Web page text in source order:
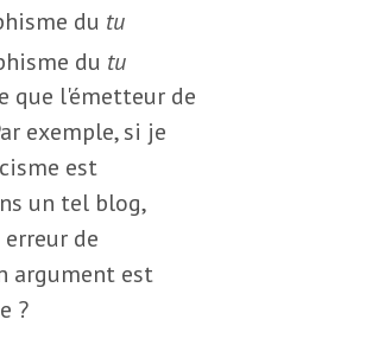
du tu
du tu
que l'émetteur de
exemple, si je
est
un tel blog,
de
argument est
?